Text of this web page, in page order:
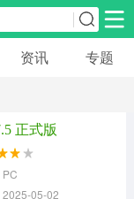
安卓游戏
资讯 专题
正式版
PC
2025-05-02